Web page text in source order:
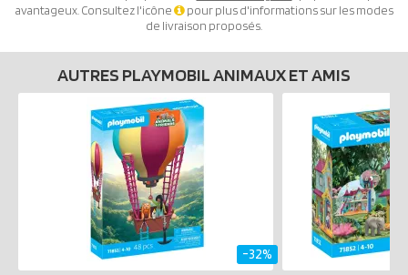
avantageux. Consultez l'icône
pour plus d'informations sur les modes
de livraison proposés.
AUTRES PLAYMOBIL ANIMAUX ET AMIS
-32%